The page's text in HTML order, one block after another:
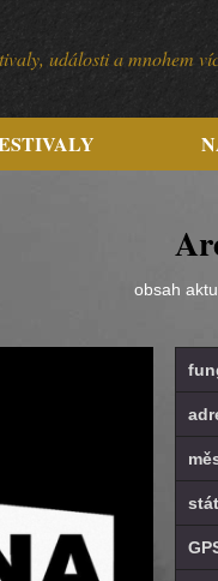
události a mnohem
obsah
stát